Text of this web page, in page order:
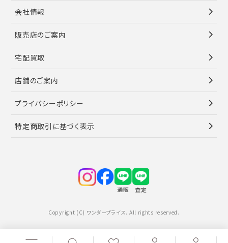
会社情報
販売店のご案内
宅配買取
店舗のご案内
プライバシーポリシー
特定商取引に基づく表示
Copyright (C) ワンダープライス. All rights reserved.